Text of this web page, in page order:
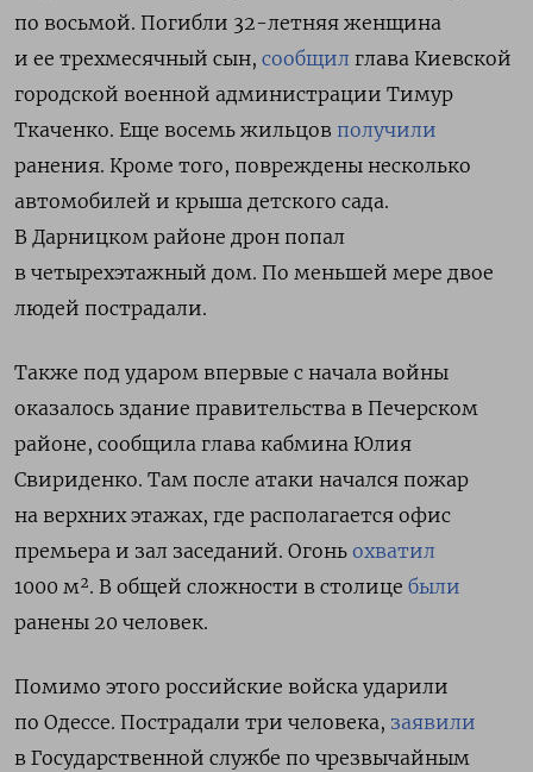
по восьмой. Погибли 32-летняя женщина
и ее трехмесячный сын, сообщил глава Киевской
городской военной администрации Тимур
Ткаченко. Еще восемь жильцов получили
ранения. Кроме того, повреждены несколько
автомобилей и крыша детского сада.
В Дарницком районе дрон попал
в четырехэтажный дом. По меньшей мере двое
людей пострадали.
Также под ударом впервые с начала войны
оказалось здание правительства в Печерском
районе, сообщила глава кабмина Юлия
Свириденко. Там после атаки начался пожар
на верхних этажах, где располагается офис
премьера и зал заседаний. Огонь охватил
1000 м². В общей сложности в столице были
ранены 20 человек.
Помимо этого российские войска ударили
по Одессе. Пострадали три человека, заявили
в Государственной службе по чрезвычайным